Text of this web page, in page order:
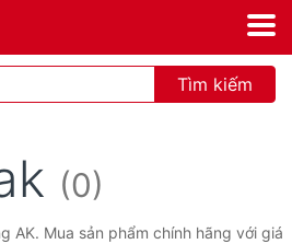
Tìm kiếm
(0)
AK. Mua sản phẩm chính hãng với giá